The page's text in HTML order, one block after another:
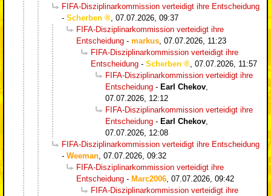
FIFA-Disziplinarkommission verteidigt ihre Entscheidung
- Scherben
07.07.2026, 09:37
FIFA-Disziplinarkommission verteidigt ihre
Entscheidung - markus 07.07.2026, 11:23
FIFA-Disziplinarkommission verteidigt ihre
Entscheidung - Scherben
07.07.2026, 11:57
FIFA-Disziplinarkommission verteidigt ihre
Entscheidung - Earl Chekov
07.07.2026, 12:12
FIFA-Disziplinarkommission verteidigt ihre
Entscheidung - Earl Chekov
07.07.2026, 12:08
FIFA-Disziplinarkommission verteidigt ihre Entscheidung
- Weeman 07.07.2026, 09:32
FIFA-Disziplinarkommission verteidigt ihre
Entscheidung - Marc2006 07.07.2026, 09:42
FIFA-Disziplinarkommission verteidigt ihre